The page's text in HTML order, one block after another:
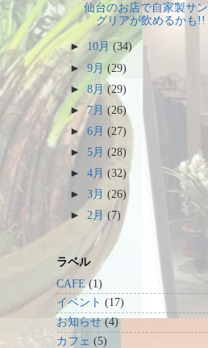
仙台のお店で自家製サン
グリアが飲めるかも!!
► 10月(34)
►9月(29)
►8月(29)
►7月(26)
►6月(27)
►5月(28)
►4月(32)
►3月(26)
►2月(7)
ラベル
CAFE (1)
イベント (17)
お知らせ (4)
カフェ (5)